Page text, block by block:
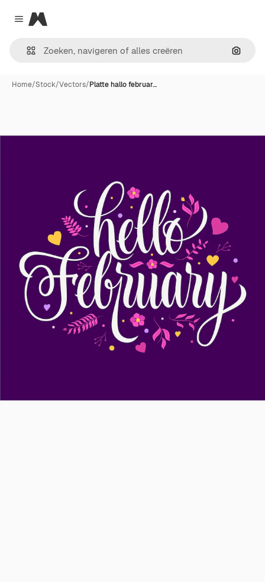
Close menu
Magnific
Home/Stock/Vectors/Platte hallo februar…